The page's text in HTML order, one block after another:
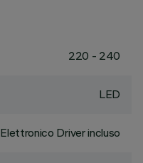
220 - 240
LED
Elettronico Driver incluso